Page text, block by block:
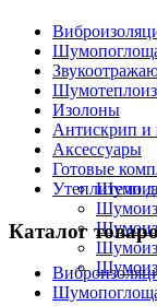
Изолоны
Антискрип и
Аксессуары
Готовые
Утеплители
Каталог